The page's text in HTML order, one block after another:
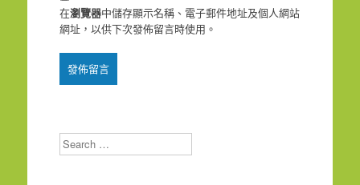
在瀏覽器中儲存顯示名稱、電子郵件地址及個人網站
網址，以供下次發佈留言時使用。
Search